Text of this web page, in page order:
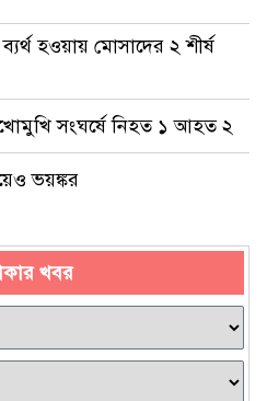
হওয়ায় মোসাদের ২ শীর্ষ
সংঘর্ষে নিহত ১ আহত ২
ভয়ঙ্কর
খবর